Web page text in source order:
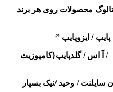
محصولات روی هر برند
پایپ / ایزوپایپ ”
اس / گلدپایپ{کامپوزیت
سایلنت / وحید /نیک بسپار